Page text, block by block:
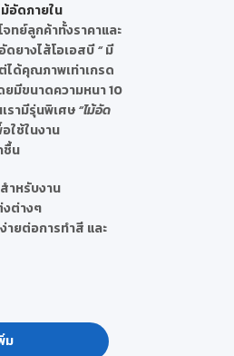
อัดภายใน
ทย์ลูกค้าทั้งราคาและ
ยางไส้โอเอสบี“มี
ได้คุณภาพเท่าเกรด
ยมีขนาดความหนา 10
รามีรุ่นพิเศษ“ไม้อัด
ใช้ในงาน
ชื้น
ำหรับงาน
งต่างๆ
ยต่อการทำสี และ
ม